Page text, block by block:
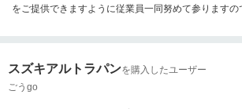
をご提供できますように従業員一同努めて参ります
スズキアルトラパンを購入したユーザー
ごうgo